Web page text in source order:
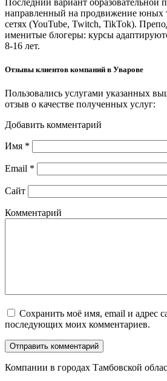
Последний вариант образовательной
направленный на продвижение юных
сетях (YouTube, Twitch, TikTok).
именитые блогеры: курсы
8-16 лет.
Отзывы клиентов компаний в Уварове
Пользовались услугами указанных
отзыв о качестве полученных услуг:
Добавить комментарий
Имя *
Email *
Сайт
Комментарий
Сохранить моё имя, email и адрес
последующих моих комментариев.
Компании в городах Тамбовской